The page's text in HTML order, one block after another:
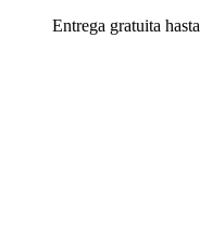
Entrega gratuita